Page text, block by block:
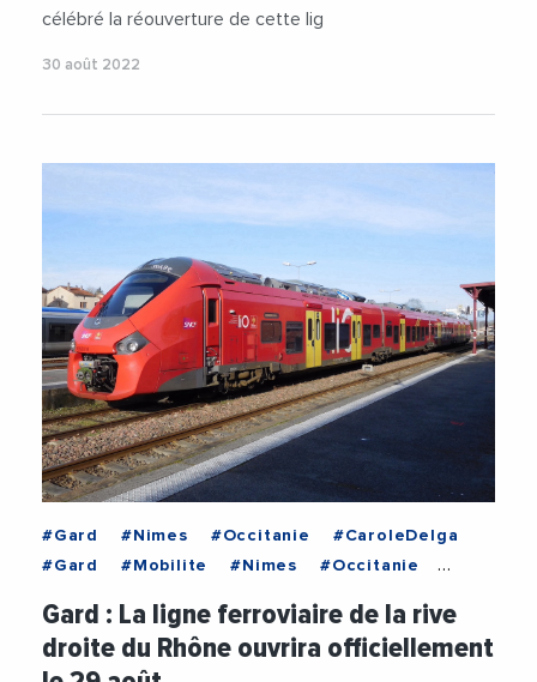
célébré la réouverture de cette lig
30 août 2022
#Gard #Nimes #Occitanie
#CaroleDelga
#Gard
#Mobilite #Nimes
#Occitanie
Gard : La ligne ferroviaire de la rive
droite du Rhône ouvrira officiellement